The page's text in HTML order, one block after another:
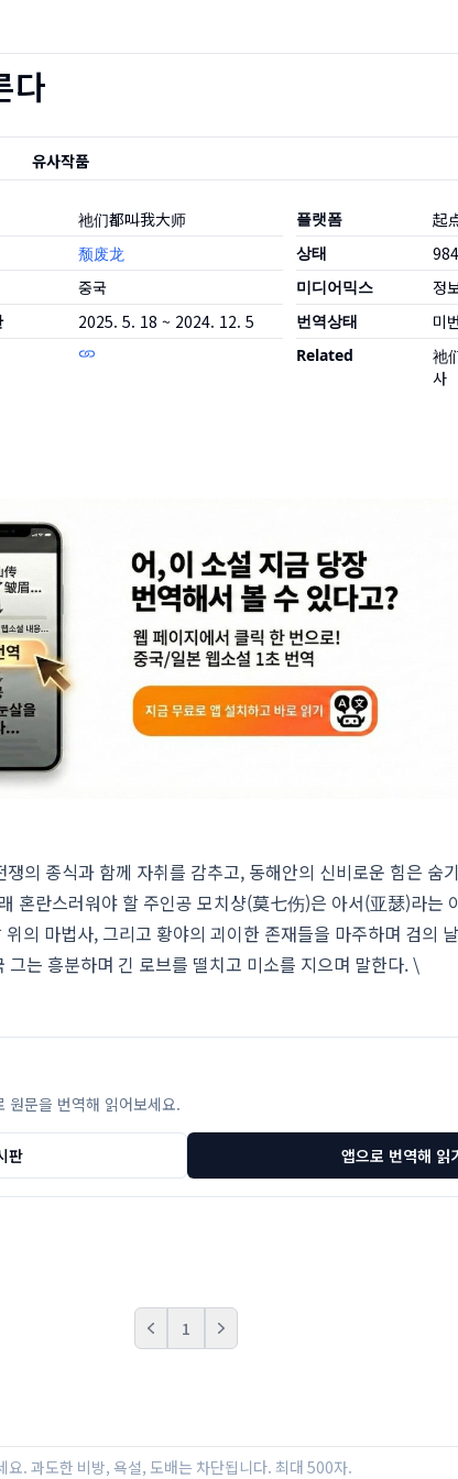
다
유사작품
祂们都叫我大师
颓废龙
중국
2025. 5. 18 ~ 2024. 12. 5
플랫폼 起
상태 984
미디어믹스 정
번역상태 미
Related
祂
사
의 종식과 함께 자취를 감추고, 동해안의 신비로운 힘은 숨
혼란스러워야 할 주인공 모치샹(莫七伤)은 아서(亚瑟)라는
의 마법사, 그리고 황야의 괴이한 존재들을 마주하며 검의
그는 흥분하며 긴 로브를 떨치고 미소를 지으며 말한다. \
원문을 번역해 읽어보세요.
판 앱으로 번역해 읽
Prev 1 Next